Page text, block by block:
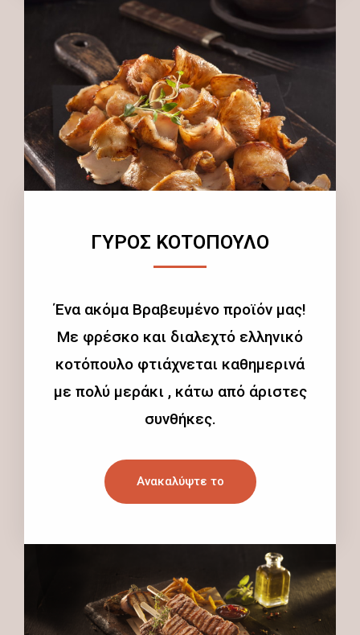
ΓΥΡΟΣ ΚΟΤΟΠΟΥΛΟ
Ένα ακόμα Βραβευμένο προϊόν μας!
Με φρέσκο και διαλεχτό ελληνικό
κοτόπουλο φτιάχνεται καθημερινά
με πολύ μεράκι , κάτω από άριστες
συνθήκες.
Ανακαλύψτε το